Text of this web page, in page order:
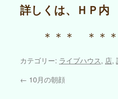
詳しくは、ＨＰ内
＊＊＊ ＊＊
カテゴリー: ライブハウス, 店,
← 10月の朝顔